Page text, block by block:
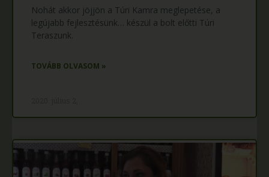
Nohát akkor jöjjön a Túri Kamra meglepetése, a
legújabb fejlesztésünk… készül a bolt előtti Túri
Teraszunk.
TOVÁBB OLVASOM »